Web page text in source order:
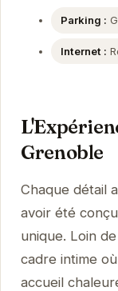
Parking :
Internet :
Grenoble
Chaque détail
avoir été
unique. Loin
cadre intime
accueil